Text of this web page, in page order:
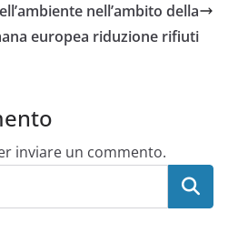
nell’ambito della
europea riduzione rifiuti
inviare un commento.